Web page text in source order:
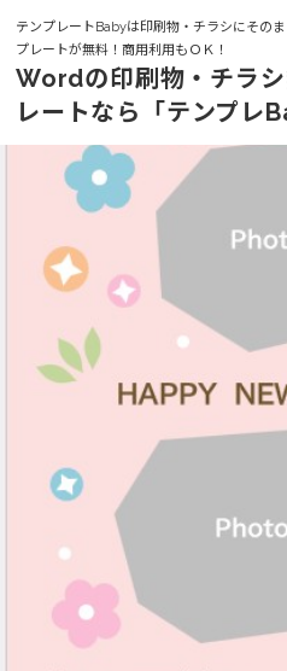
テンプレートBabyは印刷物・チラシにその
プレートが無料！商用利用もＯＫ！
Wordの印刷物・チラ
レートなら「テンプレ